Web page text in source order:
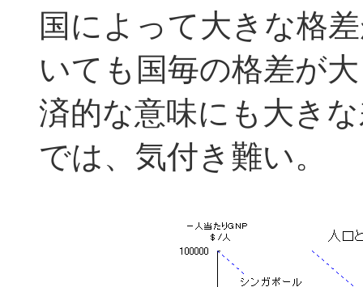
国によって大きな格
いても国毎の格差が
済的な意味にも大き
では、気付き難い。